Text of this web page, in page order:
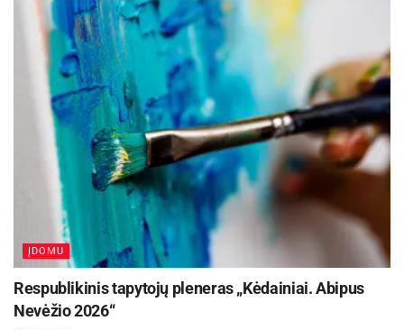
ĮDOMU
Respublikinis tapytojų pleneras „Kėdainiai. Abipus
Nevėžio 2026“